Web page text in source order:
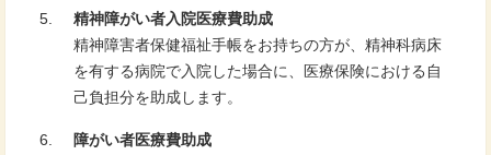
精神障がい者入院医療費助成
精神障害者保健福祉手帳をお持ちの方が、精神科病床
を有する病院で入院した場合に、医療保険における自
己負担分を助成します。
障がい者医療費助成